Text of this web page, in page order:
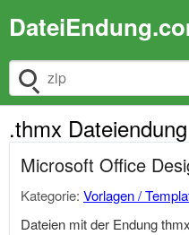
Dateiendung suchen
.thmx Dateiendung
Microsoft Office
Kategorie: Vorlagen /
Dateien mit der Endung